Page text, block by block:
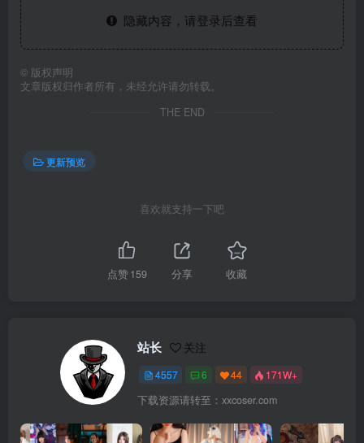
隐藏内容，请登录后查看
© 版权声明
文章版权归作者所有，未经允许请勿转载。
THE END
更新预览
喜欢就支持一下吧
点赞159 分享 收藏
站长 关注
4557 6 44 171W+
下载资源请转至：xxcoser.com